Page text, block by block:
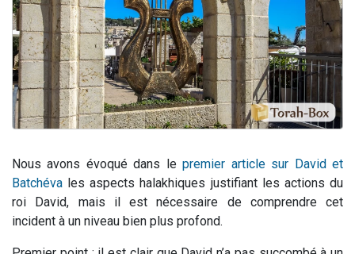
Nous avons évoqué dans lepremier article sur David et
Batchéva les aspects halakhiques justifiant les actions du
roi David, mais il est nécessaire de comprendre cet
incident à un niveau bien plus profond.